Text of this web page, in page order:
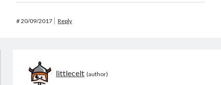
#20/09/2017 Reply
littlecelt